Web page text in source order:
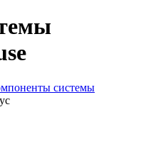
системы